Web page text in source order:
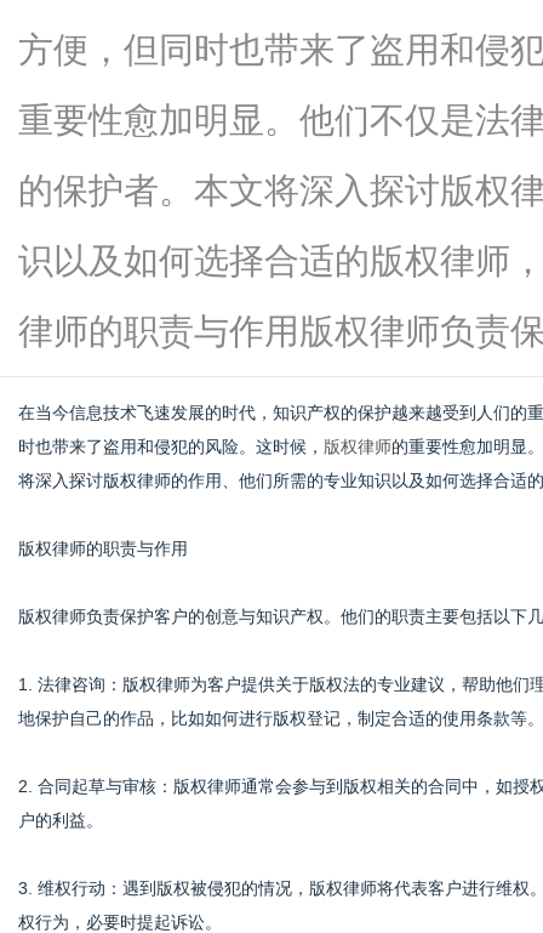
方便，但同时也带来了盗用和侵
重要性愈加明显。他们不仅是法
的保护者。本文将深入探讨版权
识以及如何选择合适的版权律师
律师的职责与作用版权律师负责
在当今信息技术飞速发展的时代，知识产权的保护越来越受到人们的
时也带来了盗用和侵犯的风险。这时候， 版权律师的重要性愈加明显
将深入探讨版权律师的作用、他们所需的专业知识以及如何选择合适
版权律师的职责与作用
版权律师负责保护客户的创意与知识产权。他们的职责主要包括以下
1. 法律咨询：版权律师为客户提供关于版权法的专业建议，帮助他
地保护自己的作品，比如如何进行版权登记，制定合适的使用条款等。
2. 合同起草与审核：版权律师通常会参与到版权相关的合同中，如
户的利益。
3. 维权行动：遇到版权被侵犯的情况，版权律师将代表客户进行维
权行为，必要时提起诉讼。